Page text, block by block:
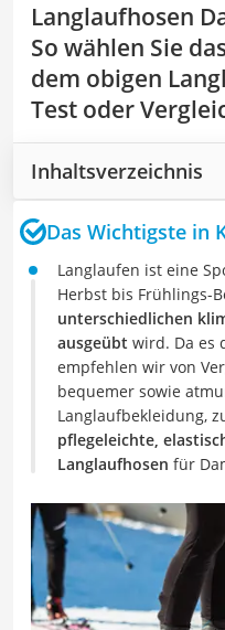
Langlaufhosen
So wählen Sie
dem obigen
Test oder
Inhaltsverzeichnis
Das Wichtigste in
Langlaufen ist eine
Herbst bis Frühlings-
unterschiedlichen
ausgeübt wird. Da es
empfehlen wir von
bequemer sowie
Langlaufbekleidung,
pflegeleichte,
Langlaufhosen für